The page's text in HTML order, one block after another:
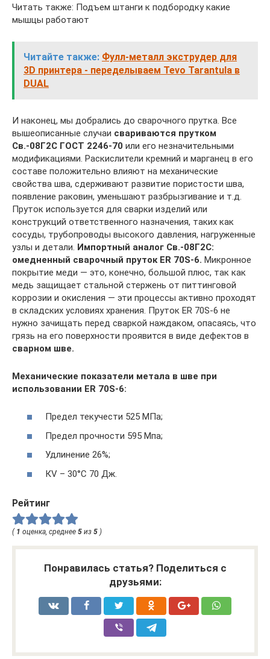
Читать также: Подъем штанги к подбородку какие
мышцы работают
Читайте также: Фулл-металл экструдер для
3D принтера - переделываем Tevo Tarantula в
DUAL
И наконец, мы добрались до сварочного прутка. Все
вышеописанные случаи свариваются прутком
Св.-08Г2С ГОСТ 2246-70 или его незначительными
модификациями. Раскислители кремний и марганец в его
составе положительно влияют на механические
свойства шва, сдерживают развитие пористости шва,
появление раковин, уменьшают разбрызгивание и т.д.
Пруток используется для сварки изделий или
конструкций ответственного назначения, таких как
сосуды, трубопроводы высокого давления, нагруженные
узлы и детали. Импортный аналог Св.-08Г2С:
омедненный сварочный пруток ER 70S-6. Микронное
покрытие меди — это, конечно, большой плюс, так как
медь защищает стальной стержень от питтинговой
коррозии и окисления — эти процессы активно проходят
в складских условиях хранения. Пруток ER 70S-6 не
нужно зачищать перед сваркой наждаком, опасаясь, что
грязь на его поверхности проявится в виде дефектов в
сварном шве.
Механические показатели метала в шве при
использовании ER 70S-6:
Предел текучести 525 МПа;
Предел прочности 595 Мпа;
Удлинение 26%;
КV – 30°С 70 Дж.
Рейтинг
( 1 оценка, среднее 5 из 5 )
Понравилась статья? Поделиться с
друзьями: